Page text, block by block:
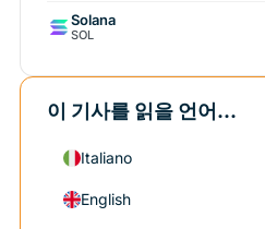
Solana
SOL
이 기사를 읽을 언어...
Italiano
English